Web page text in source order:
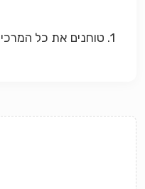
1. טוחנים את כל המרכיבים בבלנדר למשחה.